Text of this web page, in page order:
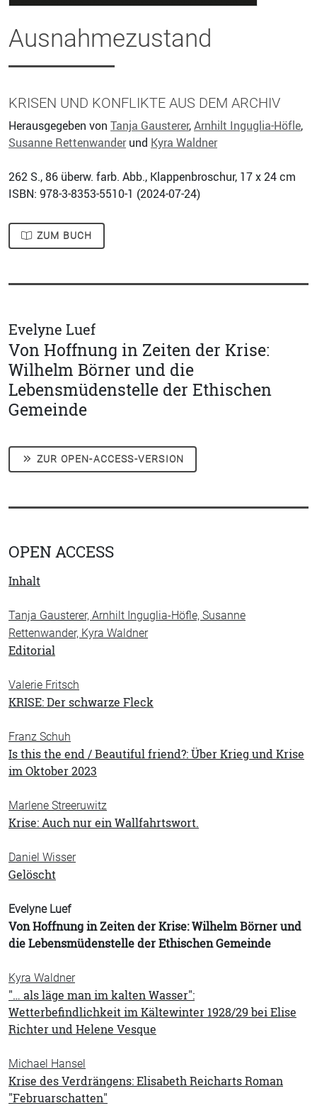
Ausnahmezustand
KRISEN UND KONFLIKTE AUS DEM ARCHIV
Herausgegeben von Tanja Gausterer,Arnhilt Inguglia-Höfle,
Susanne Rettenwanderund Kyra Waldner
262 S., 86 überw. farb. Abb., Klappenbroschur, 17 x 24 cm
ISBN: 978-3-8353-5510-1 (2024-07-24)
ZUM BUCH
Evelyne Luef
Von Hoffnung in Zeiten der Krise:
Wilhelm Börner und die
Lebensmüdenstelle der Ethischen
Gemeinde
ZUR OPEN-ACCESS-VERSION
OPEN ACCESS
Inhalt
Tanja Gausterer, Arnhilt Inguglia-Höfle, Susanne
Rettenwander, Kyra Waldner
Editorial
Valerie Fritsch
KRISE: Der schwarze Fleck
Franz Schuh
Is this the end / Beautiful friend?: Über Krieg und Krise
im Oktober 2023
Marlene Streeruwitz
Krise: Auch nur ein Wallfahrtswort.
Daniel Wisser
Gelöscht
Evelyne Luef
Von Hoffnung in Zeiten der Krise: Wilhelm Börner und
die Lebensmüdenstelle der Ethischen Gemeinde
Kyra Waldner
"… als läge man im kalten Wasser":
Wetterbefindlichkeit im Kältewinter 1928/29 bei Elise
Richter und Helene Vesque
Michael Hansel
Krise des Verdrängens: Elisabeth Reicharts Roman
"Februarschatten"